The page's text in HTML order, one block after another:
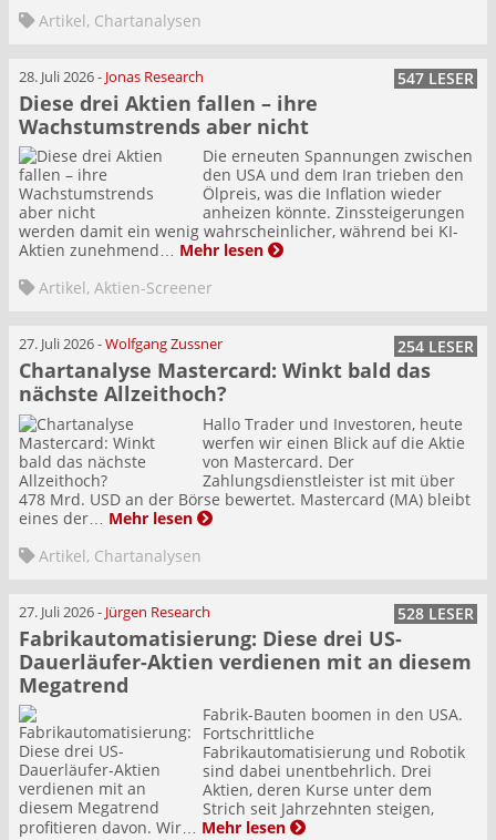
Artikel, Chartanalysen
28. Juli 2026- Jonas Research 547 LESER
Diese drei Aktien fallen – ihre
Wachstumstrends aber nicht
Die erneuten Spannungen zwischen
den USA und dem Iran trieben den
Ölpreis, was die Inflation wieder
anheizen könnte. Zinssteigerungen
werden damit ein wenig wahrscheinlicher, während bei KI-
Aktien zunehmend… Mehr lesen
Artikel, Aktien-Screener
27. Juli 2026-Wolfgang Zussner 254 LESER
Chartanalyse Mastercard: Winkt bald das
nächste Allzeithoch?
Hallo Trader und Investoren, heute
werfen wir einen Blick auf die Aktie
von Mastercard. Der
Zahlungsdienstleister ist mit über
478 Mrd. USD an der Börse bewertet. Mastercard (MA) bleibt
eines der… Mehr lesen
Artikel, Chartanalysen
27. Juli 2026- Jürgen Research 528 LESER
Fabrikautomatisierung: Diese drei US-
Dauerläufer-Aktien verdienen mit an diesem
Megatrend
Fabrik-Bauten boomen in den USA.
Fortschrittliche
Fabrikautomatisierung und Robotik
sind dabei unentbehrlich. Drei
Aktien, deren Kurse unter dem
Strich seit Jahrzehnten steigen,
profitieren davon. Wir… Mehr lesen